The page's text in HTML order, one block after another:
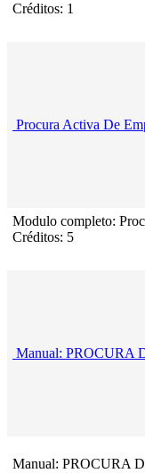
Créditos: 1
Procura Activa De
Modulo completo:
Créditos: 5
Manual: PROCURA
Manual: PROCURA